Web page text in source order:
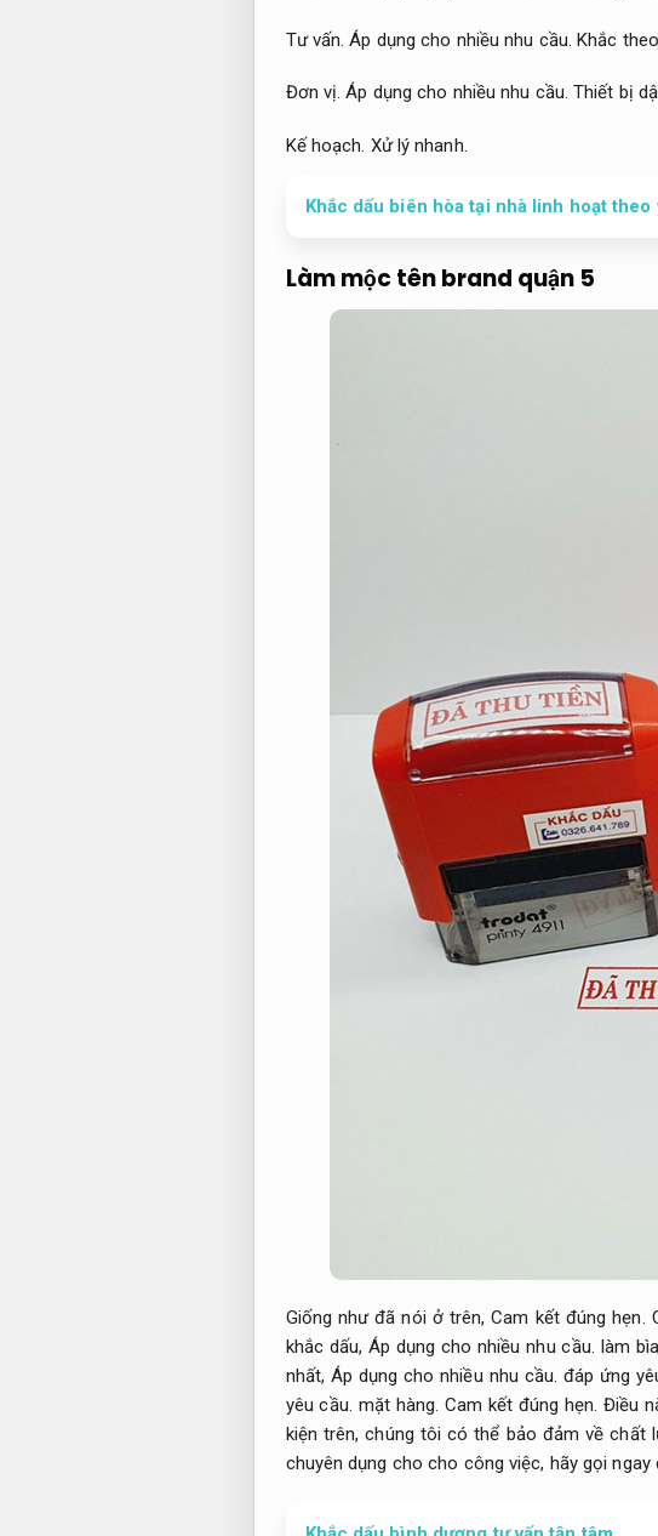
Tư vấn. Áp dụng cho nhiều nhu cầu. Khắc
Đơn vị. Áp dụng cho nhiều nhu cầu. Thiết bị
Kế hoạch. Xử lý nhanh.
Khắc dấu biên hòa tại nhà linh hoạt theo
Làm mộc tên brand quận 5
Giống như đã nói ở trên,Cam kết đúng hẹn.
khắc dấu, Áp dụng cho nhiều nhu cầu. làm
nhất, Áp dụng cho nhiều nhu cầu. đáp ứng
yêu cầu. mặt hàng. Cam kết đúng hẹn. Điều
kiện trên, chúng tôi có thể bảo đảm về chất
chuyên dụng cho cho công việc, hãy gọi